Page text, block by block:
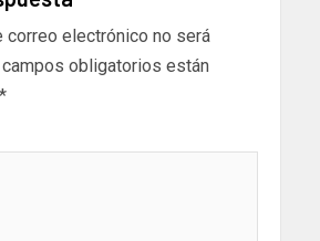
correo electrónico no será
obligatorios están
*